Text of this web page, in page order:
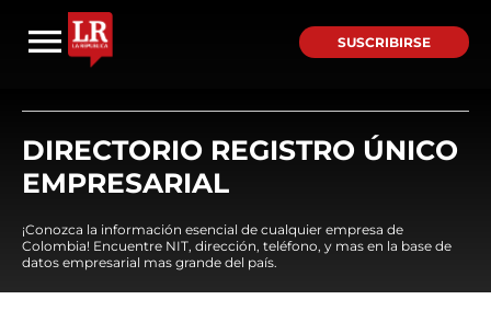
SUSCRIBIRSE
DIRECTORIO REGISTRO ÚNICO
EMPRESARIAL
¡Conozca la información esencial de cualquier empresa de
Colombia! Encuentre NIT, dirección, teléfono, y mas en la base de
datos empresarial mas grande del país.